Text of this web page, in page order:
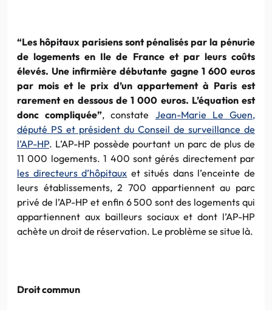
“Les hôpitaux parisiens sont pénalisés par la pénurie
de logements en Ile de France et par leurs coûts
élevés. Une infirmière débutante gagne 1 600 euros
par mois et le prix d’un appartement à Paris est
rarement en dessous de 1 000 euros. L’équation est
donc compliquée”, constate Jean-Marie Le Guen,
député PS et président du Conseil de surveillance de
l’AP-HP. L’AP-HP possède pourtant un parc de plus de
11 000 logements. 1 400 sont gérés directement par
les directeurs d’hôpitaux et situés dans l’enceinte de
leurs établissements, 2 700 appartiennent au parc
privé de l’AP-HP et enfin 6 500 sont des logements qui
appartiennent aux bailleurs sociaux et dont l’AP-HP
achète un droit de réservation. Le problème se situe là.
Droit commun